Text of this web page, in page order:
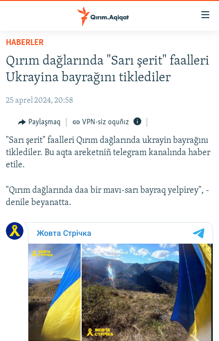
Esas
qaytmaq
Baş
navigatsiyağa
qaytmaq
qaytmaq
SİYASET
İQTİSADİYAT
CEMİYET
MEDENİYET
İNSAN AQLARI
VİDEO
BLOGLAR
Русский
Українською
QOŞULIÑIZ!
RFE/RS bütün saytları
HABERLER
Qırım dağlarında "Sarı şerit" faalleri
Ukrayina bayrağını tiklediler
25 aprel 2024, 20:58
Paylaşmaq VPN-siz oquñız
"Sarı şerit" faalleri Qırım dağlarında ukrayin bayrağını
tiklediler. Bu aqta areketniñ telegram kanalında haber
etile.
"Qırım dağlarında daa bir mavı-sarı bayraq yelpirey", -
denile beyanatta.